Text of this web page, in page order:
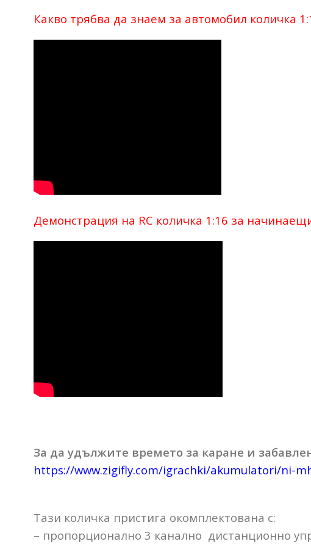
Какво трябва да знаем за автомобил количка
Демонстрация на RC количка 1:16 за
За да удължите времето за каране и
https://www.zigifly.com/igrachki/akumulatori/ni-
Тази количка пристига окомплектована с:
– пропорционално 3 канално дистанционно